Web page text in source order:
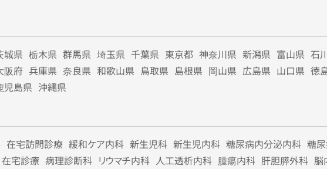
城県 栃木県 群馬県 埼玉県 千葉県 東京都 神奈川県 新潟県 富山県 石
阪府 兵庫県 奈良県 和歌山県 鳥取県 島根県 岡山県 広島県 山口県 徳
児島県 沖縄県
在宅訪問診療 緩和ケア内科 新生児科 新生児内科 糖尿病内分泌内科 糖
在宅診療 病理診断科 リウマチ内科 人工透析内科 腫瘍内科 肝胆膵外科 脳